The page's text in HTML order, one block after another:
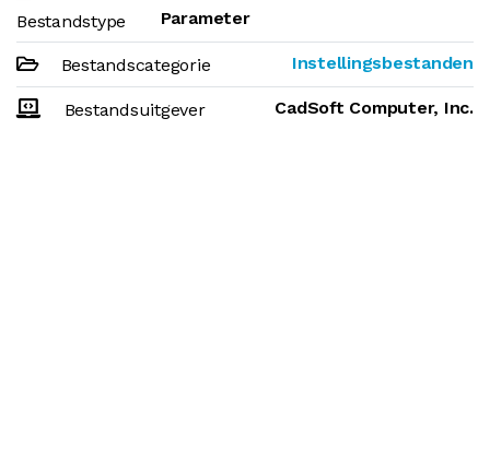
Bestandstype
Parameter
Bestandscategorie Instellingsbestanden
Bestandsuitgever CadSoft Computer, Inc.